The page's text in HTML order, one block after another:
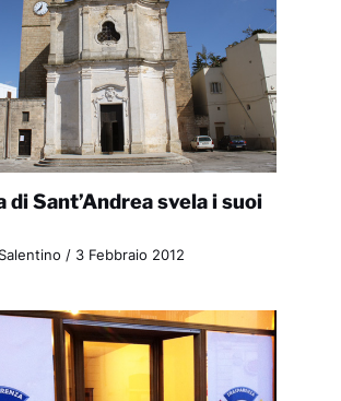
di Sant’Andrea svela i suoi
/ 3 Febbraio 2012